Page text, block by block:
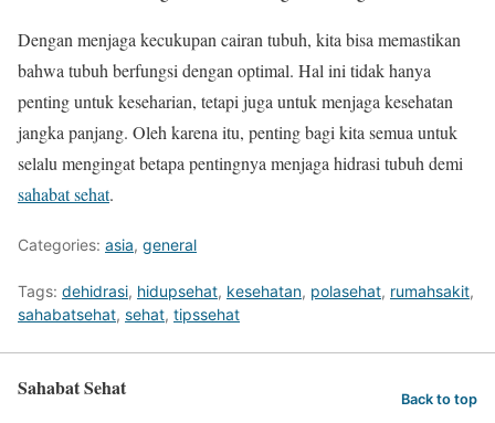
Dengan menjaga kecukupan cairan tubuh, kita bisa memastikan
bahwa tubuh berfungsi dengan optimal. Hal ini tidak hanya
penting untuk keseharian, tetapi juga untuk menjaga kesehatan
jangka panjang. Oleh karena itu, penting bagi kita semua untuk
selalu mengingat betapa pentingnya menjaga hidrasi tubuh demi
sahabat sehat.
Categories: asia, general
Tags: dehidrasi, hidupsehat, kesehatan, polasehat, rumahsakit,
sahabatsehat, sehat, tipssehat
Sahabat Sehat Back to top